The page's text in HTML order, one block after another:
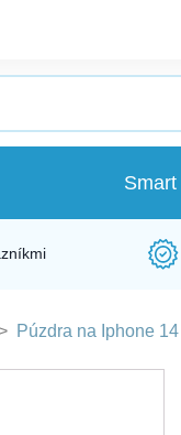
Púzdra na Iphone 14